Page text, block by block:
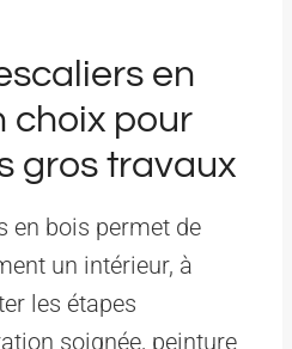
en
choix pour
gros travaux
en bois permet de
un intérieur, à
les étapes
soignée, peinture